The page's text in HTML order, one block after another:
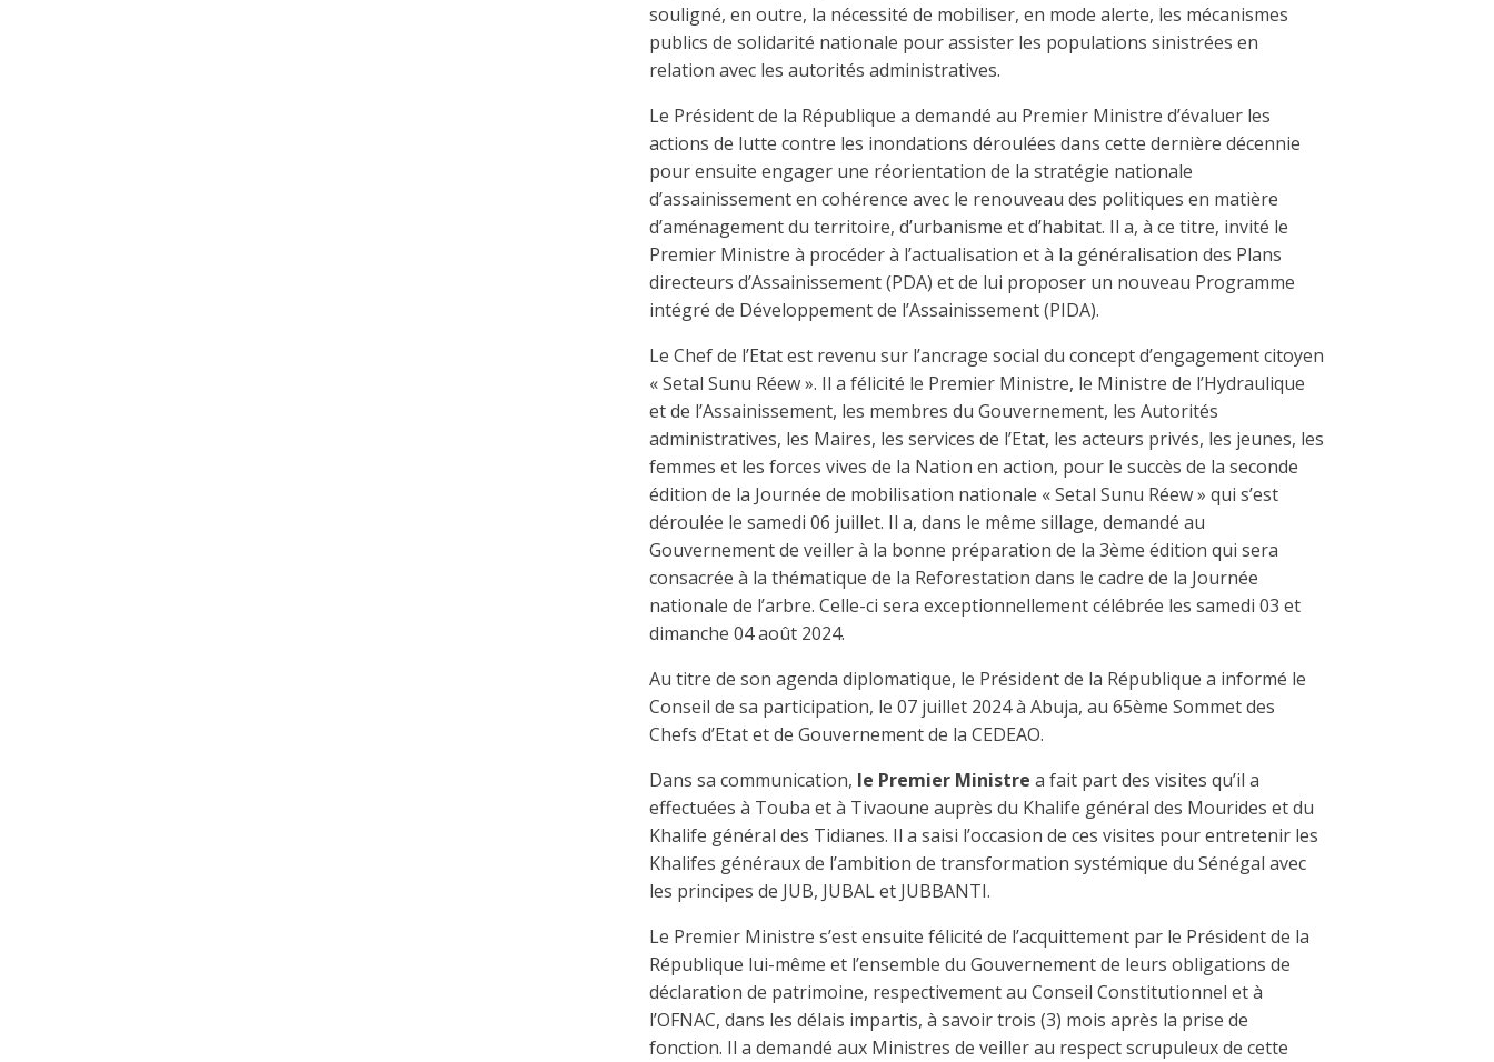
souligné, en outre, la nécessité de mobiliser, en mode alerte, les mécanismes
publics de solidarité nationale pour assister les populations sinistrées en
relation avec les autorités administratives.
Le Président de la République a demandé au Premier Ministre d’évaluer les
actions de lutte contre les inondations déroulées dans cette dernière décennie
pour ensuite engager une réorientation de la stratégie nationale
d’assainissement en cohérence avec le renouveau des politiques en matière
d’aménagement du territoire, d’urbanisme et d’habitat. Il a, à ce titre, invité le
Premier Ministre à procéder à l’actualisation et à la généralisation des Plans
directeurs d’Assainissement (PDA) et de lui proposer un nouveau Programme
intégré de Développement de l’Assainissement (PIDA).
Le Chef de l’Etat est revenu sur l’ancrage social du concept d’engagement citoyen
« Setal Sunu Réew ». Il a félicité le Premier Ministre, le Ministre de l’Hydraulique
et de l’Assainissement, les membres du Gouvernement, les Autorités
administratives, les Maires, les services de l’Etat, les acteurs privés, les jeunes, les
femmes et les forces vives de la Nation en action, pour le succès de la seconde
édition de la Journée de mobilisation nationale « Setal Sunu Réew » qui s’est
déroulée le samedi 06 juillet. Il a, dans le même sillage, demandé au
Gouvernement de veiller à la bonne préparation de la 3ème édition qui sera
consacrée à la thématique de la Reforestation dans le cadre de la Journée
nationale de l’arbre. Celle-ci sera exceptionnellement célébrée les samedi 03 et
dimanche 04 août 2024.
Au titre de son agenda diplomatique, le Président de la République a informé le
Conseil de sa participation, le 07 juillet 2024 à Abuja, au 65ème Sommet des
Chefs d’Etat et de Gouvernement de la CEDEAO.
Dans sa communication, le Premier Ministre a fait part des visites qu’il a
effectuées à Touba et à Tivaoune auprès du Khalife général des Mourides et du
Khalife général des Tidianes. Il a saisi l’occasion de ces visites pour entretenir les
Khalifes généraux de l’ambition de transformation systémique du Sénégal avec
les principes de JUB, JUBAL et JUBBANTI.
Le Premier Ministre s’est ensuite félicité de l’acquittement par le Président de la
République lui-même et l’ensemble du Gouvernement de leurs obligations de
déclaration de patrimoine, respectivement au Conseil Constitutionnel et à
l’OFNAC, dans les délais impartis, à savoir trois (3) mois après la prise de
fonction. Il a demandé aux Ministres de veiller au respect scrupuleux de cette